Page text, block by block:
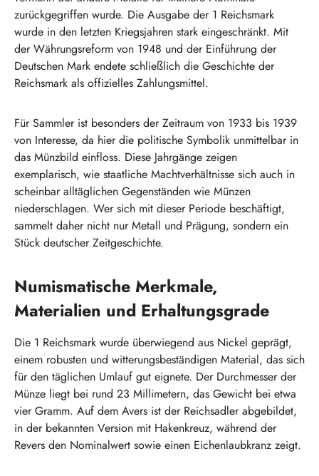
zurückgegriffen wurde. Die Ausgabe der 1 Reichsmark
wurde in den letzten Kriegsjahren stark eingeschränkt. Mit
der Währungsreform von 1948 und der Einführung der
Deutschen Mark endete schließlich die Geschichte der
Reichsmark als offizielles Zahlungsmittel.
Für Sammler ist besonders der Zeitraum von 1933 bis 1939
von Interesse, da hier die politische Symbolik unmittelbar in
das Münzbild einfloss. Diese Jahrgänge zeigen
exemplarisch, wie staatliche Machtverhältnisse sich auch in
scheinbar alltäglichen Gegenständen wie Münzen
niederschlagen. Wer sich mit dieser Periode beschäftigt,
sammelt daher nicht nur Metall und Prägung, sondern ein
Stück deutscher Zeitgeschichte.
Numismatische Merkmale,
Materialien und Erhaltungsgrade
Die 1 Reichsmark wurde überwiegend aus Nickel geprägt,
einem robusten und witterungsbeständigen Material, das sich
für den täglichen Umlauf gut eignete. Der Durchmesser der
Münze liegt bei rund 23 Millimetern, das Gewicht bei etwa
vier Gramm. Auf dem Avers ist der Reichsadler abgebildet,
in der bekannten Version mit Hakenkreuz, während der
Revers den Nominalwert sowie einen Eichenlaubkranz zeigt.